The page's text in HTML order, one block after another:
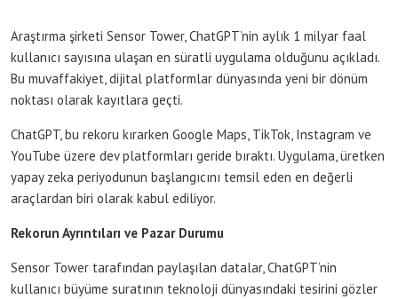
Araştırma şirketi Sensor Tower, ChatGPT’nin aylık 1 milyar faal
kullanıcı sayısına ulaşan en süratli uygulama olduğunu açıkladı.
Bu muvaffakiyet, dijital platformlar dünyasında yeni bir dönüm
noktası olarak kayıtlara geçti.
ChatGPT, bu rekoru kırarken Google Maps, TikTok, Instagram ve
YouTube üzere dev platformları geride bıraktı. Uygulama, üretken
yapay zeka periyodunun başlangıcını temsil eden en değerli
araçlardan biri olarak kabul ediliyor.
Rekorun Ayrıntıları ve Pazar Durumu
Sensor Tower tarafından paylaşılan datalar, ChatGPT’nin
kullanıcı büyüme suratının teknoloji dünyasındaki tesirini gözler